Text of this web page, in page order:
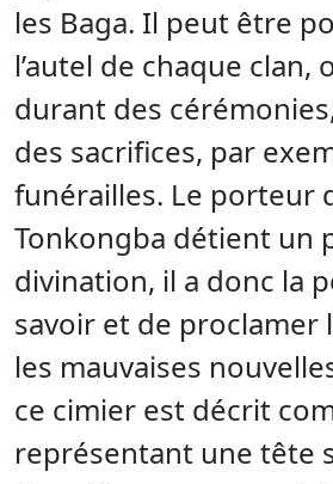
les Baga. Il peut être
l’autel de chaque clan,
durant des
des sacrifices, par
funérailles. Le porteur
Tonkongba détient un
divination, il a donc la
savoir et de proclamer
les mauvaises
ce cimier est décrit
représentant une tête